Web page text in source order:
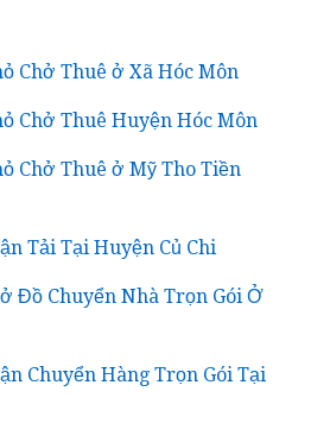
Chở Thuê ở Xã Hóc Môn
Chở Thuê Huyện Hóc Môn
Chở Thuê ở Mỹ Tho Tiền
Tải Tại Huyện Củ Chi
Đồ Chuyển Nhà Trọn Gói Ở
Chuyển Hàng Trọn Gói Tại